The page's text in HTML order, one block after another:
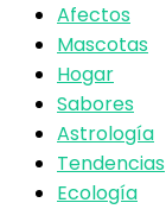
Afectos
Mascotas
Hogar
Sabores
Astrología
Tendencias
Ecología